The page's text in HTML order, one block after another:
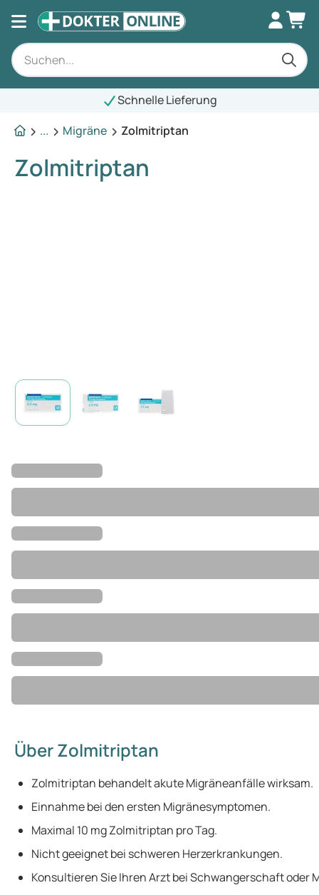
Schnelle Lieferung
...
Migräne Zolmitriptan
Zolmitriptan
Über Zolmitriptan
Zolmitriptan behandelt akute Migräneanfälle wirksam.
Einnahme bei den ersten Migränesymptomen.
Maximal 10 mg Zolmitriptan pro Tag.
Nicht geeignet bei schweren Herzerkrankungen.
Konsultieren Sie Ihren Arzt bei Schwangerschaft oder